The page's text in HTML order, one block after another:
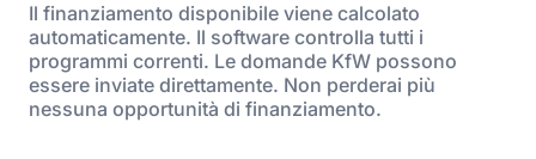
Il finanziamento disponibile viene calcolato
automaticamente. Il software controlla tutti i
programmi correnti. Le domande KfW possono
essere inviate direttamente. Non perderai più
nessuna opportunità di finanziamento.